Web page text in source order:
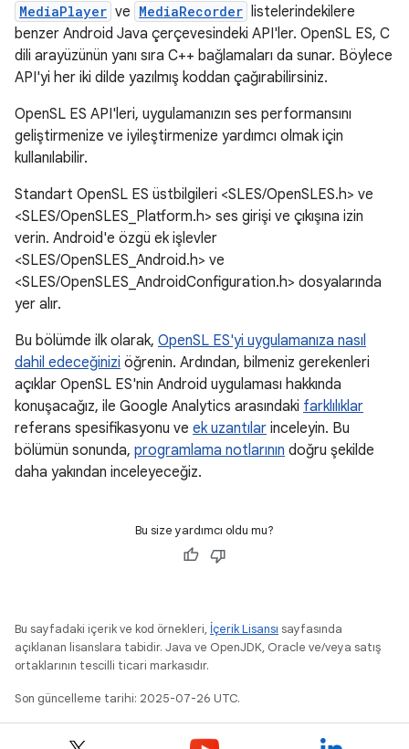
MediaPlayer ve MediaRecorder listelerindekilere
benzer Android Java çerçevesindeki API'ler. OpenSL ES, C
dili arayüzünün yanı sıra C++ bağlamaları da sunar. Böylece
API'yi her iki dilde yazılmış koddan çağırabilirsiniz.
OpenSL ES API'leri, uygulamanızın ses performansını
geliştirmenize ve iyileştirmenize yardımcı olmak için
kullanılabilir.
Standart OpenSL ES üstbilgileri <SLES/OpenSLES.h> ve
<SLES/OpenSLES_Platform.h> ses girişi ve çıkışına izin
verin. Android'e özgü ek işlevler
<SLES/OpenSLES_Android.h> ve
<SLES/OpenSLES_AndroidConfiguration.h> dosyalarında
yer alır.
Bu bölümde ilk olarak, OpenSL ES'yi uygulamanıza nasıl
dahil edeceğinizi öğrenin. Ardından, bilmeniz gerekenleri
açıklar OpenSL ES'nin Android uygulaması hakkında
konuşacağız, ile Google Analytics arasındaki farklılıklar
referans spesifikasyonu ve ek uzantılar inceleyin. Bu
bölümün sonunda, programlama notlarının doğru şekilde
daha yakından inceleyeceğiz.
Bu size yardımcı oldu mu?
Bu sayfadaki içerik ve kod örnekleri, İçerik Lisansı sayfasında
açıklanan lisanslara tabidir. Java ve OpenJDK, Oracle ve/veya satış
ortaklarının tescilli ticari markasıdır.
Son güncelleme tarihi: 2025-07-26 UTC.